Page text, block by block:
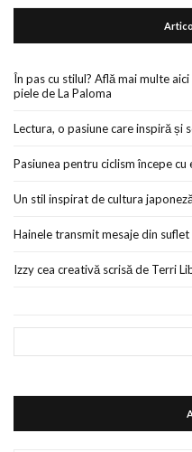
În pas cu stilul? Află mai multe
piele de La Paloma
Lectura, o pasiune care inspiră și
Pasiunea pentru ciclism începe
Un stil inspirat de cultura
Hainele transmit mesaje din suflet
Izzy cea creativă scrisă de Terri